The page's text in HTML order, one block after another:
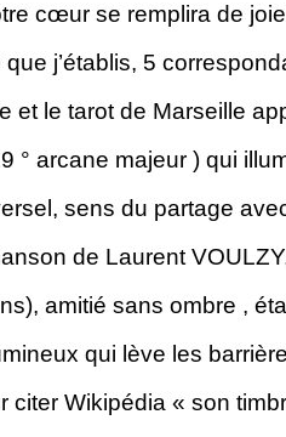
cœur se remplira de
j’établis, 5
et le tarot de Marseille
° arcane majeur ) qui
sens du partage
de Laurent
amitié sans ombre ,
qui lève les
citer Wikipédia « son